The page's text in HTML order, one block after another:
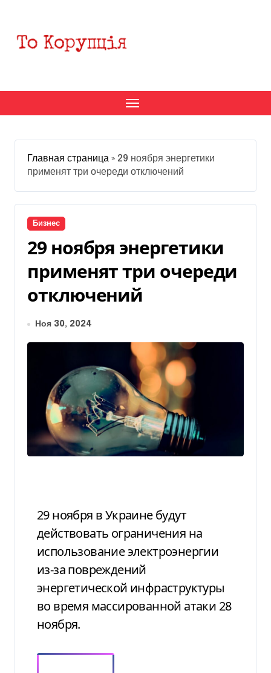
содержанию
Главная страница » 29 ноября энергетики
применят три очереди отключений
Бизнес
29 ноября энергетики
применят три очереди
отключений
Ноя 30, 2024
29 ноября в Украине будут
действовать ограничения на
использование электроэнергии
из-за повреждений
энергетической инфраструктуры
во время массированной атаки 28
ноября.